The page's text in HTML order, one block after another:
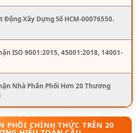
Động Xây Dựng Số HCM-00076550.
ISO 9001:2015, 45001:2018, 14001-
Nhà Phân Phối Hơn 20 Thương
PHỐI CHÍNH THỨC TRÊN 20